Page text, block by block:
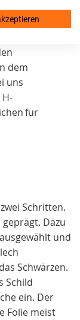
. In den
dem
uns
für
Schritten.
geprägt. Dazu
und
Schwärzen.
Schild
ein. Der
Folie meist